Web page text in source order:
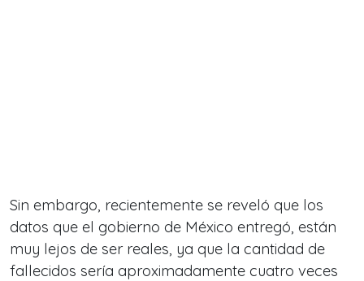
Sin embargo, recientemente se reveló que los
datos que el gobierno de México entregó, están
muy lejos de ser reales, ya que la cantidad de
fallecidos sería aproximadamente cuatro veces